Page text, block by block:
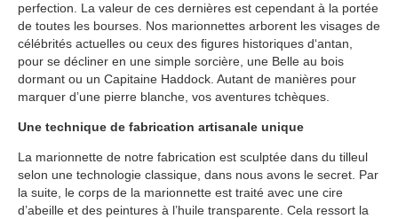
perfection. La valeur de ces dernières est cependant à la portée
de toutes les bourses. Nos marionnettes arborent les visages de
célébrités actuelles ou ceux des figures historiques d‘antan,
pour se décliner en une simple sorcière, une Belle au bois
dormant ou un Capitaine Haddock. Autant de manières pour
marquer d’une pierre blanche, vos aventures tchèques.
Une technique de fabrication artisanale unique
La marionnette de notre fabrication est sculptée dans du tilleul
selon une technologie classique, dans nous avons le secret. Par
la suite, le corps de la marionnette est traité avec une cire
d’abeille et des peintures à l’huile transparente. Cela ressort la